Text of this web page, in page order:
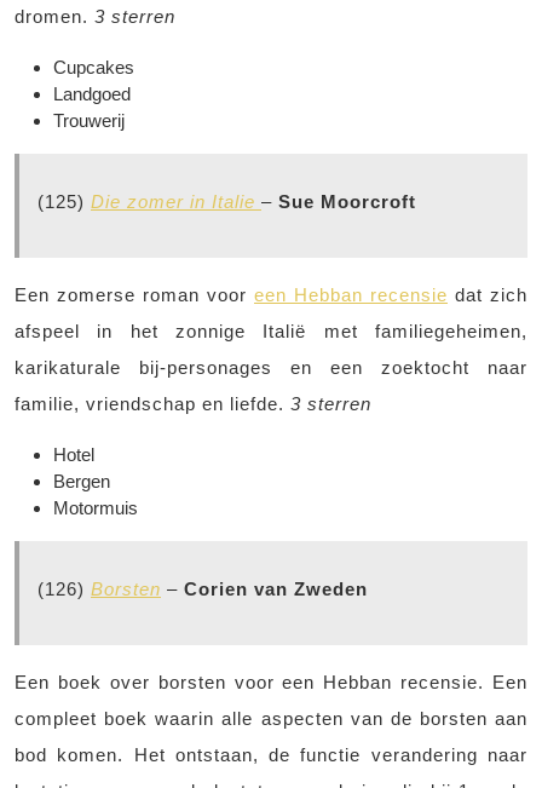
dromen. 3 sterren
Cupcakes
Landgoed
Trouwerij
(125) Die zomer in Italie – Sue Moorcroft
Een zomerse roman voor een Hebban recensie dat zich
afspeel in het zonnige Italië met familiegeheimen,
karikaturale bij-personages en een zoektocht naar
familie, vriendschap en liefde. 3 sterren
Hotel
Bergen
Motormuis
(126) Borsten – Corien van Zweden
Een boek over borsten voor een Hebban recensie. Een
compleet boek waarin alle aspecten van de borsten aan
bod komen. Het ontstaan, de functie verandering naar